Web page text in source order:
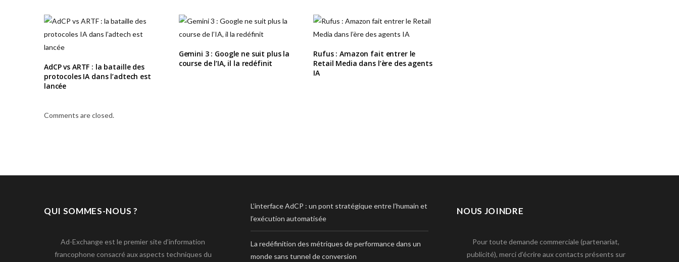
AdCP vs ARTF : la bataille des
protocoles IA dans l’adtech est
lancée
Gemini 3 : Google ne suit plus la
course de l’IA, il la redéfinit
Rufus : Amazon fait entrer le
Retail Media dans l’ère des agents
IA
Comments are closed.
QUI SOMMES-NOUS ?
Ad-Exchange est le premier site d’information
francophone consacré aux aspects techniques du
L’interface AdCP : un pont stratégique entre l’humain et
l’exécution automatisée
La redéfinition des métriques de performance dans un
monde sans tunnel de conversion
NOUS JOINDRE
Pour toute demande commerciale (partenariat,
publicité), merci d’écrire aux contacts présents sur